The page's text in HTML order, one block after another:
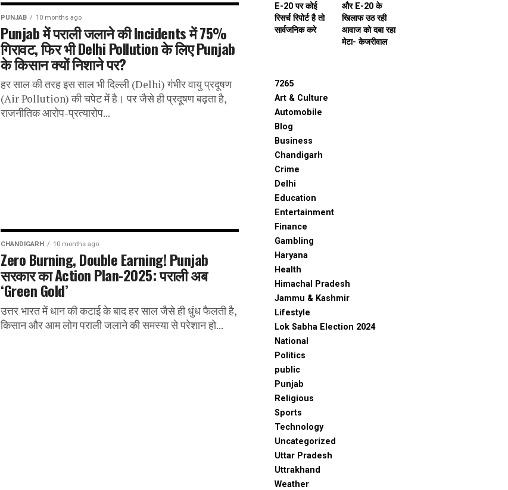
PUNJAB 10 months ago
Punjab में पराली जलाने की Incidents में 75%
गिरावट, फिर भी Delhi Pollution के लिए Punjab
के किसान क्यों निशाने पर?
हर साल की तरह इस साल भी दिल्ली (Delhi) गंभीर वायु प्रदूषण
(Air Pollution) की चपेट में है। पर जैसे ही प्रदूषण बढ़ता है,
राजनीतिक आरोप-प्रत्यारोप...
CHANDIGARH 10 months ago
Zero Burning, Double Earning! Punjab
सरकार का Action Plan-2025: पराली अब
‘Green Gold’
उत्तर भारत में धान की कटाई के बाद हर साल जैसे ही धुंध फैलती है,
किसान और आम लोग पराली जलाने की समस्या से परेशान हो...
E-20 पर कोई
रिसर्च रिपोर्ट है तो
सार्वजनिक करे
और E-20 के
खिलाफ उठ रही
आवाज को दबा रहा
मेटा- केजरीवाल
7265
Art & Culture
Automobile
Blog
Business
Chandigarh
Crime
Delhi
Education
Entertainment
Finance
Gambling
Haryana
Health
Himachal Pradesh
Jammu & Kashmir
Lifestyle
Lok Sabha Election 2024
National
Politics
public
Punjab
Religious
Sports
Technology
Uncategorized
Uttar Pradesh
Uttrakhand
Weather